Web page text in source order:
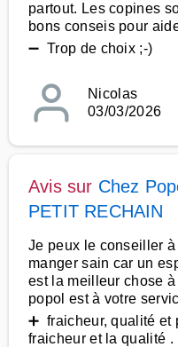
partout. Les copines
bons conseis pour
➖ Trop de choix ;-)
Nicolas
03/03/2026
Avis sur Chez
PETIT RECHAIN
Je peux le conseiller
manger sain car un
est la meilleur chose
popol est à votre
➕ fraicheur, qualité et
fraicheur et la qualité .